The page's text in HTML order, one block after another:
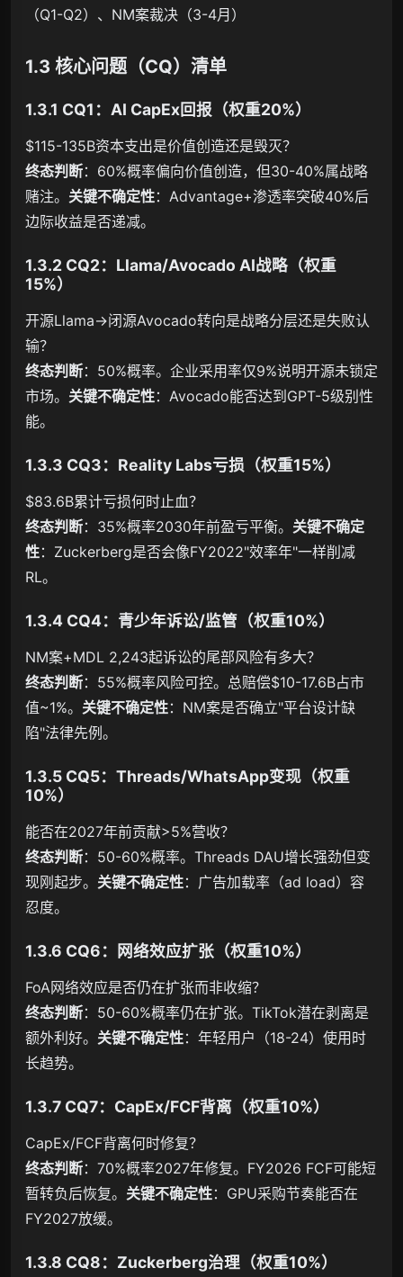
（Q1-Q2）、NM案裁决（3-4月）
1.3 核心问题（CQ）清单
1.3.1 CQ1：AI CapEx回报（权重20%）
$115-135B资本支出是价值创造还是毁灭？
终态判断：60%概率偏向价值创造，但30-40%属战略
赌注。 关键不确定性：Advantage+渗透率突破40%后
边际收益是否递减。
1.3.2 CQ2：Llama/Avocado AI战略（权重
15%）
开源Llama→闭源Avocado转向是战略分层还是失败认
输？
终态判断：50%概率。企业采用率仅9%说明开源未锁定
市场。 关键不确定性：Avocado能否达到GPT-5级别性
能。
1.3.3 CQ3：Reality Labs亏损（权重15%）
$83.6B累计亏损何时止血？
终态判断：35%概率2030年前盈亏平衡。 关键不确定
性：Zuckerberg是否会像FY2022"效率年"一样削减
RL。
1.3.4 CQ4：青少年诉讼/监管（权重10%）
NM案+MDL 2,243起诉讼的尾部风险有多大？
终态判断：55%概率风险可控。总赔偿$10-17.6B占市
值~1%。 关键不确定性：NM案是否确立"平台设计缺
陷"法律先例。
1.3.5 CQ5：Threads/WhatsApp变现（权重
10%）
能否在2027年前贡献>5%营收？
终态判断：50-60%概率。Threads DAU增长强劲但变
现刚起步。 关键不确定性：广告加载率（ad load）容
忍度。
1.3.6 CQ6：网络效应扩张（权重10%）
FoA网络效应是否仍在扩张而非收缩？
终态判断：50-60%概率仍在扩张。TikTok潜在剥离是
额外利好。 关键不确定性：年轻用户（18-24）使用时
长趋势。
1.3.7 CQ7：CapEx/FCF背离（权重10%）
CapEx/FCF背离何时修复？
终态判断：70%概率2027年修复。FY2026 FCF可能短
暂转负后恢复。 关键不确定性：GPU采购节奏能否在
FY2027放缓。
1.3.8 CQ8：Zuckerberg治理（权重10%）